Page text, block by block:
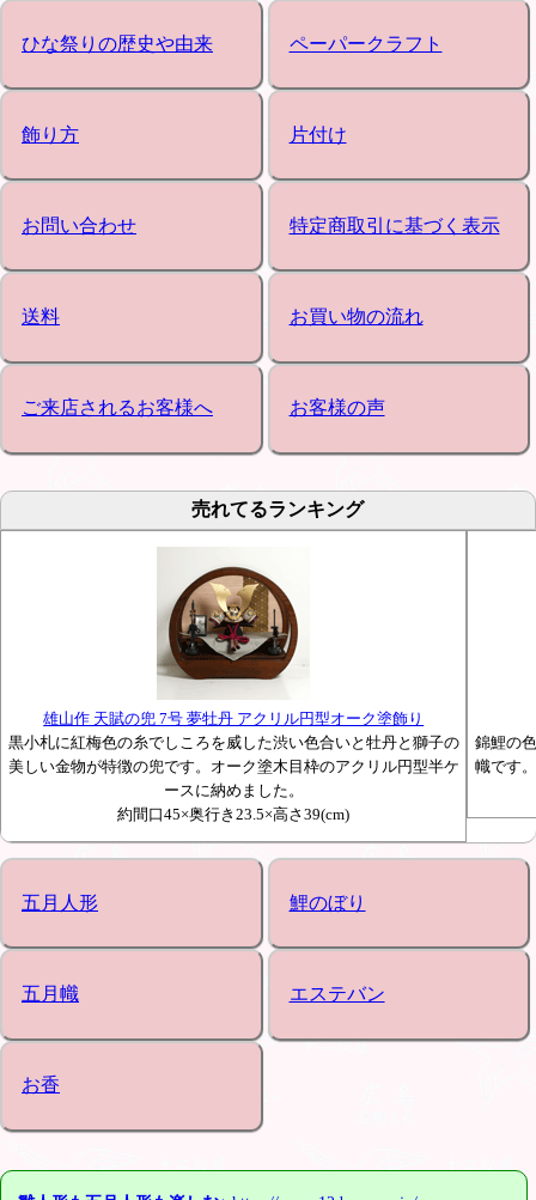
ひな祭りの歴史や由来 ペーパークラフト
飾り方 片付け
お問い合わせ 特定商取引に基づく表示
送料 お買い物の流れ
ご来店されるお客様へ お客様の声
売れてるランキング
雄山作 天賦の兜 7号 夢牡丹 アクリル円型オーク塗飾り
黒小札に紅梅色の糸でしころを威した渋い色合いと牡丹と獅子の
美しい金物が特徴の兜です。オーク塗木目枠のアクリル円型半ケ
ースに納めました。
約間口45×奥行き23.5×高さ39(cm)
錦鯉の
幟です
五月人形 鯉のぼり
五月幟 エステバン
お香